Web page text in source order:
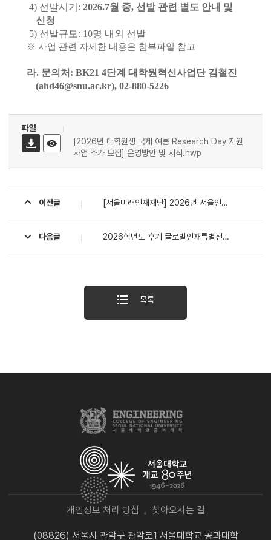
4) 선발시기 : 2026.7월 중, 선발 관련 별도 안내 및
신청
5) 선발규모 : 10명 내외 선발
※ 사업 관련 자세한 내용은 첨부파일 참고
라. 문의처 : BK21 4단계 대학원혁신사업단 김철진
(ahd46@snu.ac.kr), 02-880-5226
파일
[2026년 대학원생 국제 여름 Research Day 지원
사업 추가 모집] 운영방안 및 서식.hwp
이전글 [서울미래인재재단] 2026년 서울인재해외교환학생장학금 장학생 선발 안내
다음글 2026학년도 후기 글로벌인재특별전형Ⅱ 학사신입학 공과대학 면접 대상자 안내
목록
개인정보 처리 방침 찾아오시는 길
(08826) 서울시 관악구 관악로1 서울대학교 공과대학